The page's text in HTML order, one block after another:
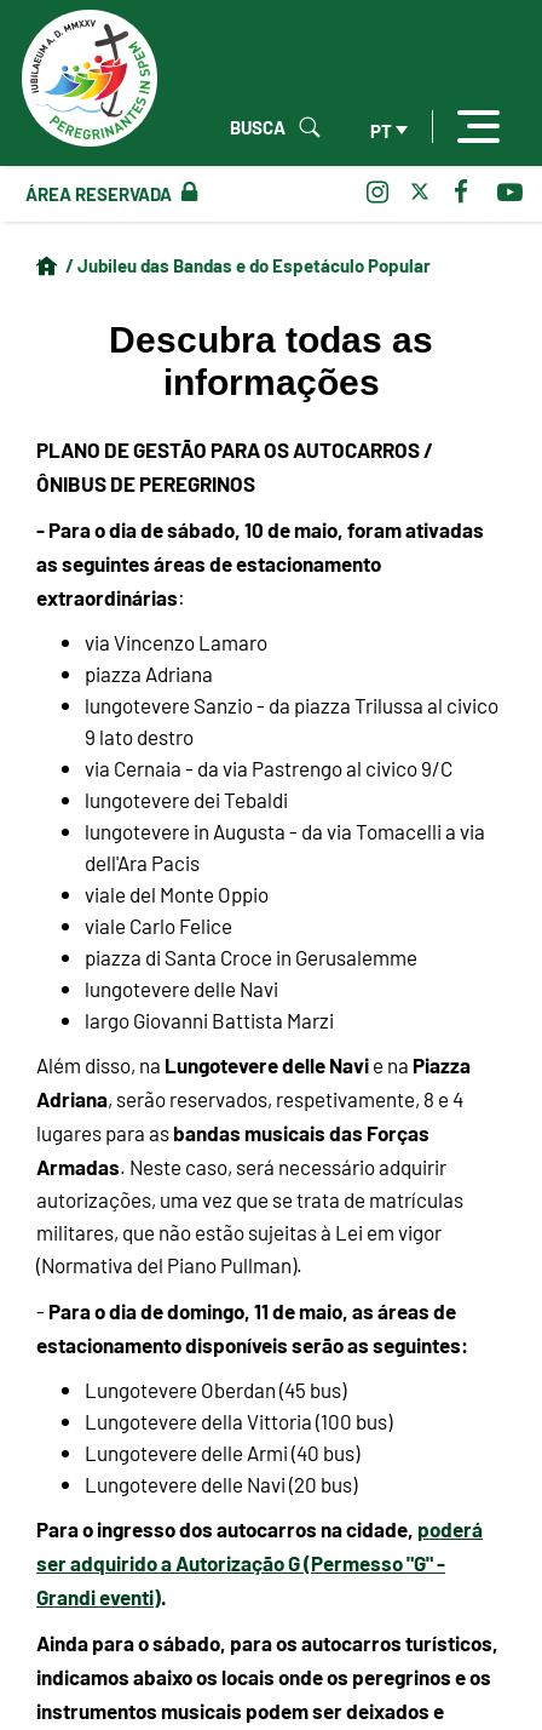
PT
BUSCA
ÁREA RESERVADA
/ Jubileu das Bandas e do Espetáculo Popular
Descubra todas as
informações
PLANO DE GESTÃO PARA OS AUTOCARROS /
ÔNIBUS DE PEREGRINOS
- Para o dia de sábado, 10 de maio, foram ativadas
as seguintes áreas de estacionamento
extraordinárias:
via Vincenzo Lamaro
piazza Adriana
lungotevere Sanzio - da piazza Trilussa al civico
9 lato destro
via Cernaia - da via Pastrengo al civico 9/C
lungotevere dei Tebaldi
lungotevere in Augusta - da via Tomacelli a via
dell'Ara Pacis
viale del Monte Oppio
viale Carlo Felice
piazza di Santa Croce in Gerusalemme
lungotevere delle Navi
largo Giovanni Battista Marzi
Além disso, na Lungotevere delle Navie na Piazza
Adriana, serão reservados, respetivamente, 8 e 4
lugares para asbandas musicais das Forças
Armadas. Neste caso, será necessário adquirir
autorizações, uma vez que se trata de matrículas
militares, que não estão sujeitas à Lei em vigor
(Normativa del Piano Pullman).
- Para o dia de domingo, 11 de maio, as áreas de
estacionamento disponíveis serão as seguintes:
Lungotevere Oberdan (45 bus)
Lungotevere della Vittoria (100 bus)
Lungotevere delle Armi (40 bus)
Lungotevere delle Navi (20 bus)
Para o ingresso dos autocarros na cidade, poderá
ser adquirido a Autorização G (Permesso "G" -
Grandi eventi).
Ainda para o sábado, para os autocarros turísticos,
indicamos abaixo os locais onde os peregrinos e os
instrumentos musicais podem ser deixados e